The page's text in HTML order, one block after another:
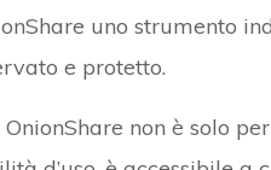
uno strumento
e protetto.
OnionShare non è solo